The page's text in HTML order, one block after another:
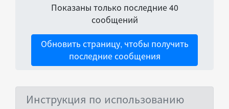
Показаны только последние 40
сообщений
Обновить страницу, чтобы получить
последние сообщения
Инструкция по использованию